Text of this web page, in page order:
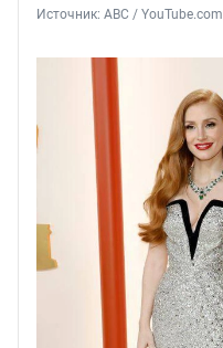
Источник: ABC / YouTube.com